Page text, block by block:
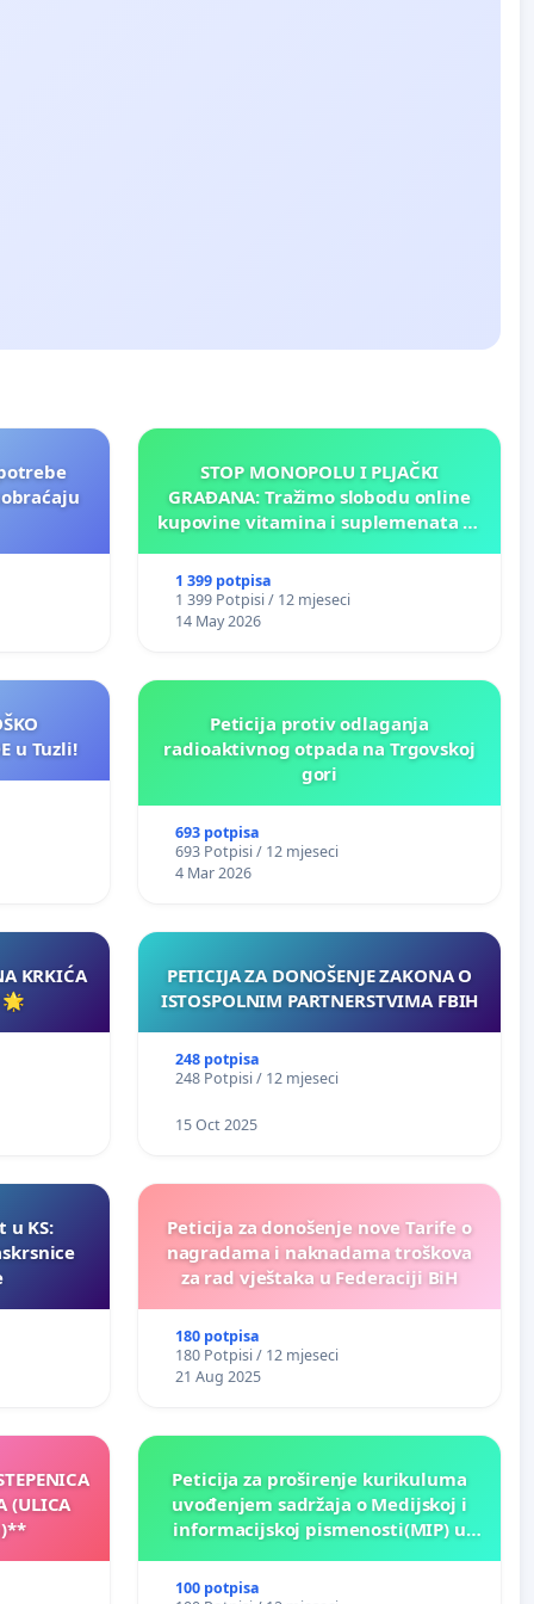
STOP MONOPOLU I PLJAČKI
GRAĐANA: Tražimo slobodu online
kupovine vitamina i suplemenata za
1 399 potpisa
1 399 Potpisi / 12 mjeseci
14 May 2026
u Tuzli!
Peticija protiv odlaganja
radioaktivnog otpada na Trgovskoj
gori
693 potpisa
693 Potpisi / 12 mjeseci
4 Mar 2026
KRKIĆA
🌟
PETICIJA ZA DONOŠENJE ZAKONA O
ISTOSPOLNIM PARTNERSTVIMA FBIH
248 potpisa
248 Potpisi / 12 mjeseci
15 Oct 2025
KS:
Peticija za donošenje nove Tarife o
nagradama i naknadama troškova
za rad vještaka u Federaciji BiH
180 potpisa
180 Potpisi / 12 mjeseci
21 Aug 2025
(ULICA
Peticija za proširenje kurikuluma
uvođenjem sadržaja o Medijskoj i
informacijskoj pismenosti(MIP) u
Kantonu Sarajevo po kros-
100 potpisa